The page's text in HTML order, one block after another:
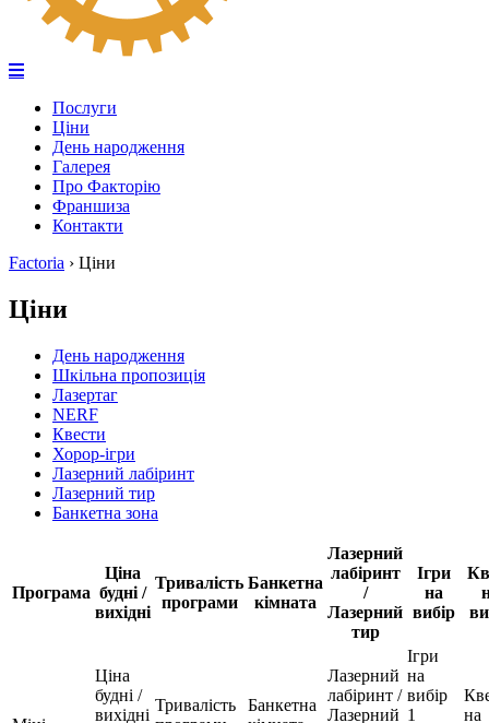
Послуги
Ціни
День народження
Галерея
Про Факторію
Франшиза
Контакти
Factoria › Ціни
Ціни
День народження
Шкільна пропозиція
Лазертаг
NERF
Квести
Хорор-ігри
Лазерний лабіринт
Лазерний тир
Банкетна зона
Програма
Ціна
будні /
вихідні
Тривалість
програми
Банкетна
кімната
Лазерний
лабіринт
/
Лазерний
тир
Ігри
на
вибір
Ціна
будні /
вихідні
Тривалість
Банкетна
Лазерний
лабіринт /
Лазерний
Ігри
на
вибір
1
на